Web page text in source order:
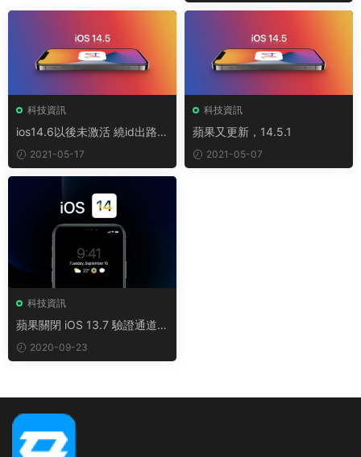
科技資訊
ios14.6以後未激活 繞id出路在
哪裏？
2021-05-17
科技資訊
蘋果又更新，14.5.1
2021-05-07
科技資訊
蘋果關閉 iOS 13.7 驗證通道，
iOS 正式進入14 時代
2020-09-23